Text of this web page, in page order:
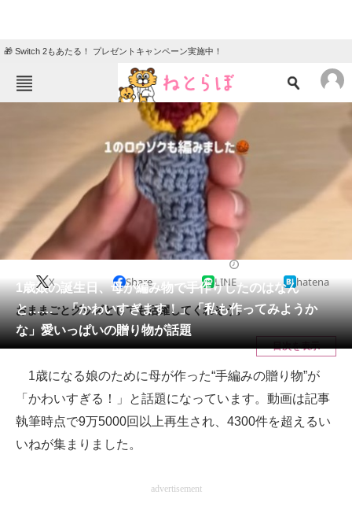
🎁 Switch 2もあたる！ プレゼントキャンペーン実施中！
ニュース
クイズ
地域
住まい 教育・育児
動物 リサーチ
会員記事
メディア
注目記事を集めた総合ページ
ITの今と未来を見通す
スマホと通信の最新トレンド
進化するPCとデバイスの未来
好きが集まる 比べて選べる
1歳娘の誕生日、母が編み物で手作りしたのはなん
と…… 「かわいすぎます！」「私も作ってみようか
な」愛いっぱいの贈り物が話題
X Share LINE hatena
おままごとグッズとしても活躍してくれそう。
目次を表示
1歳になる娘のために母が作った“手編みの贈り物”が
「かわいすぎる！」と話題になっています。動画は記事
執筆時点で9万5000回以上再生され、4300件を超えるい
いねが集まりました。
advertisement